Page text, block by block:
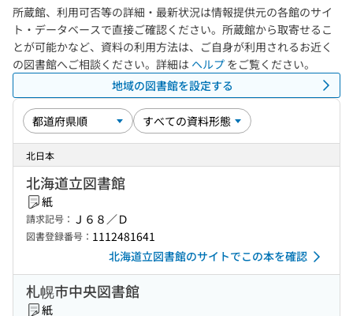
所蔵館、利用可否等の詳細・最新状況は情報提供元の各館のサイ
ト・データベースで直接ご確認ください。所蔵館から取寄せるこ
とが可能かなど、資料の利用方法は、ご自身が利用されるお近く
の図書館へご相談ください。詳細は ヘルプ をご覧ください。
地域の図書館を設定する
北日本
北海道立図書館
紙
請求記号： Ｊ６８／Ｄ
図書登録番号： 1112481641
北海道立図書館のサイトでこの本を確認
札幌市中央図書館
紙